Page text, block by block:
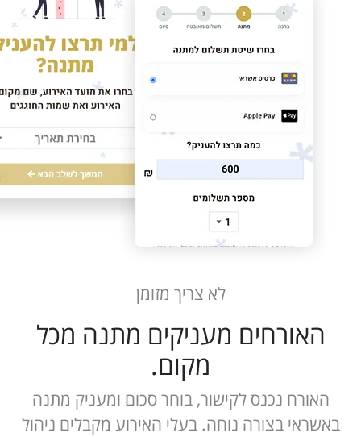
לא צריך מזומן
האורחים מעניקים מתנה מכל
מקום.
האורח נכנס לקישור, בוחר סכום ומעניק מתנה
באשראי בצורה נוחה. בעלי האירוע מקבלים ניהול